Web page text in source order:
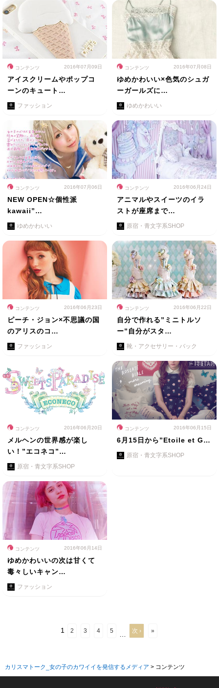
コンテンツ 2016年07月09日
アイスクリームやポップコ
ーンのキュート…
ファッション
コンテンツ 2016年07月08日
ゆめかわいい×色気のシュガ
ーガールズに…
ゆめかわいい
コンテンツ 2016年07月06日
NEW OPEN☆個性派
kawaii”…
ゆめかわいい
コンテンツ 2016年06月24日
アニマルやスイーツのイラ
ストが座席まで…
原宿・青文字系SHOP
コンテンツ 2016年06月23日
ピーチ・ジョン×不思議の国
のアリスのコ…
ファッション
コンテンツ 2016年06月22日
自分で作れる”ミニトルソ
ー”自分がスタ…
靴・アクセサリー・バック
コンテンツ 2016年06月20日
メルヘンの世界感が楽し
い！”エコネコ”…
原宿・青文字系SHOP
コンテンツ 2016年06月15日
6月15日から”Etoile et G…
原宿・青文字系SHOP
コンテンツ 2016年06月14日
ゆめかわいいの次は甘くて
毒々しいキャン…
ファッション
1 2 3 4 5 次 › »
カリスマトーク_女の子のカワイイを発信するメディア > コンテンツ